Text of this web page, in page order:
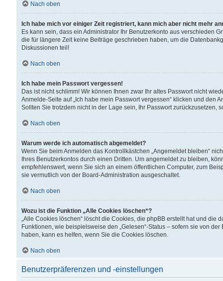
Nach oben
Ich habe mich vor einiger Zeit registriert, kann mich aber nicht mehr
Es kann sein, dass ein Administrator Ihr Benutzerkonto aus verschieden
die für längere Zeit keine Beiträge geschrieben haben, um die
Diskussionen teil!
Nach oben
Ich habe mein Passwort vergessen!
Das ist nicht schlimm! Wir können Ihnen zwar Ihr altes Passwort nicht
Anmelde-Seite auf „Ich habe mein Passwort vergessen“ klicken und
Sollten Sie trotzdem nicht in der Lage sein, Ihr Passwort zurückzusetzen,
Nach oben
Warum werde ich automatisch abgemeldet?
Wenn Sie beim Anmelden das Kontrollkästchen „Angemeldet bleiben“
Ihres Benutzerkontos durch einen Dritten. Um angemeldet zu bleiben,
empfehlenswert, wenn Sie sich an einem öffentlichen Computer, zum
sie vermutlich von der Board-Administration ausgeschaltet.
Nach oben
Wozu ist die Funktion „Alle Cookies löschen“?
„Alle Cookies löschen“ löscht die Cookies, die phpBB erstellt hat und
Funktionen, wie beispielsweise den „Gelesen“-Status – sofern sie von
haben, kann es helfen, wenn Sie die Cookies löschen.
Nach oben
Benutzerpräferenzen und -einstellungen